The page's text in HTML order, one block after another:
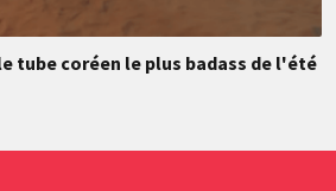
le tube coréen le plus badass de l'été